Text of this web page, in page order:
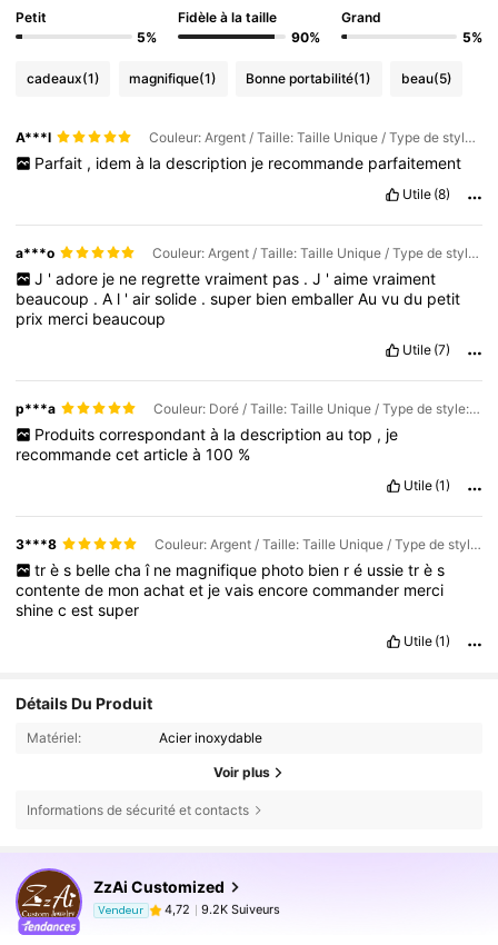
Petit
5%
Fidèle à la taille
90%
Grand
5%
cadeaux(1) magnifique(1) Bonne portabilité(1) beau(5)
A***l Couleur: Argent / Taille: Taille Unique / Type de style: 2,5-3 pouces
Parfait , idem à la description je recommande parfaitement
Utile (8)
a***o Couleur: Argent / Taille: Taille Unique / Type de style: 2,5-3 pouces
J ' adore je ne regrette vraiment pas . J ' aime vraiment
beaucoup .A l 'airsolide .super bienemballerAuvudu petit
prix merci beaucoup
Utile (7)
p***a Couleur: Doré / Taille: Taille Unique / Type de style: 2,5-3 pouces
Produits correspondant à la description au top , je
recommandecetarticleà100 %
Utile (1)
3***8 Couleur: Argent / Taille: Taille Unique / Type de style: 2,5-3 pouces
tr è s belle chaî ne magnifique photo bien r é ussie tr è s
contentede monachatet jevaisencorecommander merci
shinecestsuper
Utile (1)
Détails Du Produit
Matériel: Acier inoxydable
Voir plus
Informations de sécurité et contacts
ZzAi Customized
Vendeur
4,72
9.2K Suiveurs
o***yest en train de naviguer